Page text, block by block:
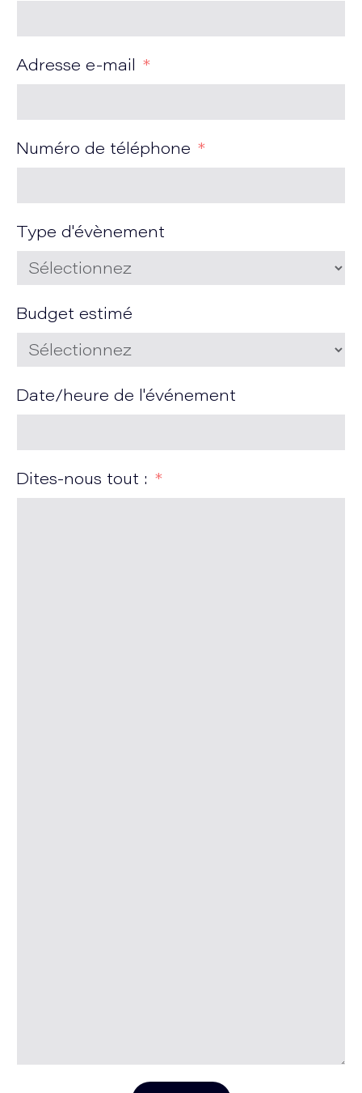
Adresse e-mail
Numéro de téléphone
Type d'évènement
Budget estimé
Date/heure de l'événement
Dites-nous tout :